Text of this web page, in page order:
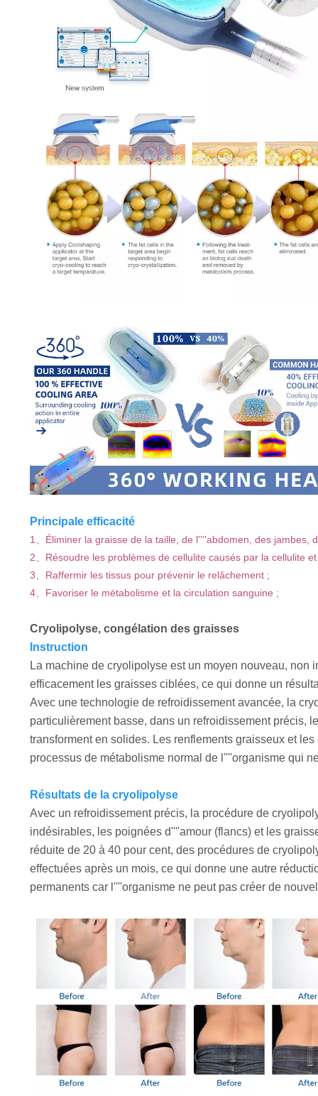
Principale efficacité
1、Éliminer la graisse de la taille, de l''''abdomen, des jambes,
2、Résoudre les problèmes de cellulite causés par la cellulite
3、Raffermir les tissus pour prévenir le relâchement ;
4、Favoriser le métabolisme et la circulation sanguine ;
Cryolipolyse, congélation des graisses
Instruction
La machine de cryolipolyse est un moyen nouveau, non
efficacement les graisses ciblées, ce qui donne un
Avec une technologie de refroidissement avancée, la
particulièrement basse, dans un refroidissement précis,
transforment en solides. Les renflements graisseux et
processus de métabolisme normal de l''''organisme qui
Résultats de la cryolipolyse
Avec un refroidissement précis, la procédure de
indésirables, les poignées d''''amour (flancs) et les
réduite de 20 à 40 pour cent, des procédures de
effectuées après un mois, ce qui donne une autre
permanents car l''''organisme ne peut pas créer de